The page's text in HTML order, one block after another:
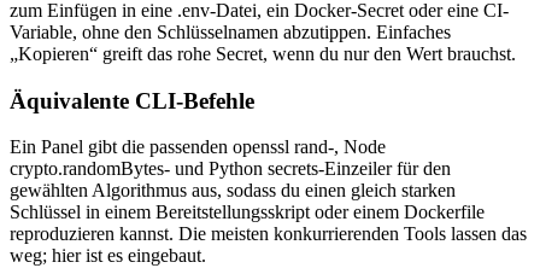
zum Einfügen in eine .env-Datei, ein Docker-Secret oder eine CI-
Variable, ohne den Schlüsselnamen abzutippen. Einfaches
„Kopieren“ greift das rohe Secret, wenn du nur den Wert brauchst.
Äquivalente CLI-Befehle
Ein Panel gibt die passenden openssl rand-, Node
crypto.randomBytes- und Python secrets-Einzeiler für den
gewählten Algorithmus aus, sodass du einen gleich starken
Schlüssel in einem Bereitstellungsskript oder einem Dockerfile
reproduzieren kannst. Die meisten konkurrierenden Tools lassen das
weg; hier ist es eingebaut.